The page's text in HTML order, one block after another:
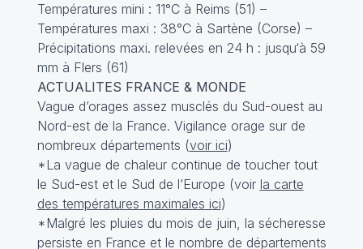
Températures mini : 11°C à Reims (51) –
Températures maxi : 38°C à Sartène (Corse) –
Précipitations maxi. relevées en 24 h : jusqu‘à 59
mm à Flers (61)
ACTUALITES FRANCE & MONDE
Vague d’orages assez musclés du Sud-ouest au
Nord-est de la France. Vigilance orage sur de
nombreux départements (voir ici)
*La vague de chaleur continue de toucher tout
le Sud-est et le Sud de l’Europe (voir la carte
des températures maximales ici)
*Malgré les pluies du mois de juin, la sécheresse
persiste en France et le nombre de départements